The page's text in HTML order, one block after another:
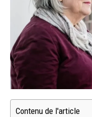
Contenu de l'article